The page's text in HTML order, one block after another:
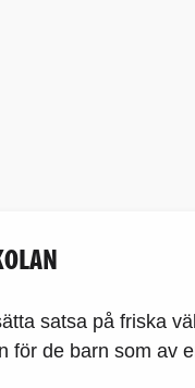
satsa på friska
för de barn som av